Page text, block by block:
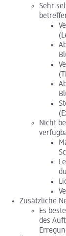
Sehr
Nicht
Zusätzliche
Es
des